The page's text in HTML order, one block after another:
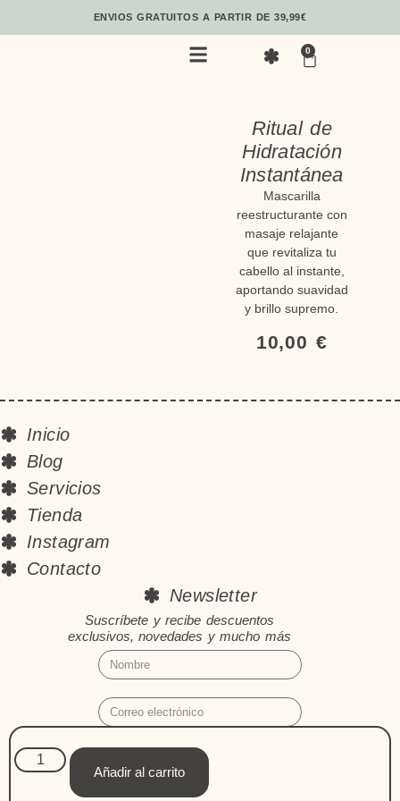
ENVIOS GRATUITOS A PARTIR DE 39,99€
0
Ritual de
Hidratación
Instantánea
Mascarilla
reestructurante con
masaje relajante
que revitaliza tu
cabello al instante,
aportando suavidad
y brillo supremo.
10,00 €
Añadir al carrito
Newsletter
Suscríbete y recibe descuentos
exclusivos, novedades y mucho más
Suscribirme
Inicio
Blog
Servicios
Tienda
Instagram
Contacto